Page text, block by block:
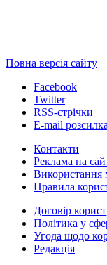
Повна версія сайту
Facebook
Twitter
RSS-стрічки
E-mail розсилка
Контакти
Реклама на
Використання
Правила
Договір
Політика у
Угода щодо
Редакція